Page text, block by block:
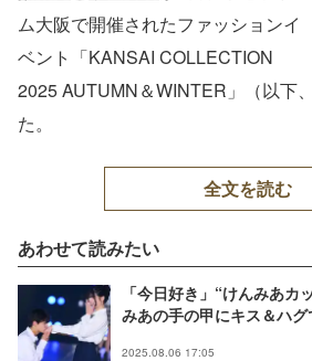
ム大阪で開催されたファッションイ
ベント「KANSAI COLLECTION
2025 AUTUMN＆WINTER」（以下
た。
全文を読む
あわせて読みたい
「今日好き」“けんみあカ
みあの手の甲にキス＆ハ
2025.08.06 17:05